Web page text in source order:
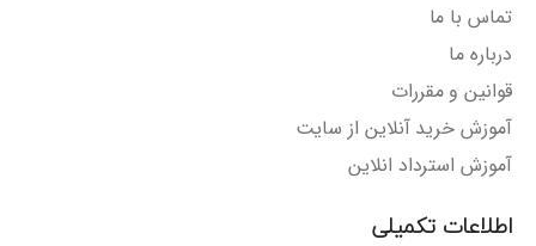
تماس با ما
درباره ما
قوانین و مقررات
آموزش خرید آنلاین از سایت
آموزش استرداد انلاین
اطلاعات تکمیلی